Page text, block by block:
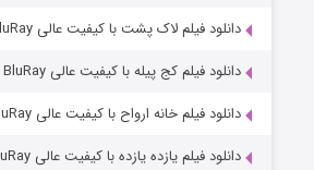
دانلود فیلم لاک پشت با کیفیت عالی BluRay
دانلود فیلم کج‌ پیله با کیفیت عالی BluRay
دانلود فیلم خانه ارواح با کیفیت عالی BluRay
دانلود فیلم یازده یازده با کیفیت عالی BluRay